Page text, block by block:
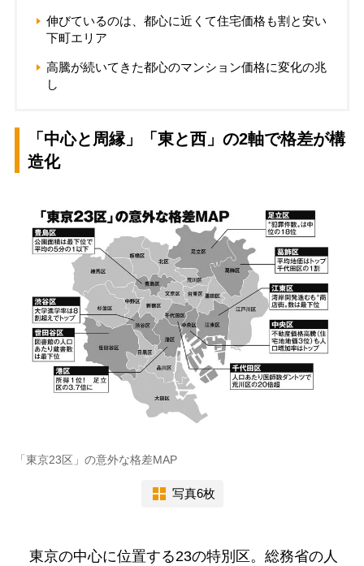
伸びているのは、都心に近くて住宅価格も割と安い
下町エリア
高騰が続いてきた都心のマンション価格に変化の兆
し
「中心と周縁」「東と西」の2軸で格差が構
造化
「東京23区」の意外な格差MAP
写真6枚
東京の中心に位置する23の特別区。総務省の人